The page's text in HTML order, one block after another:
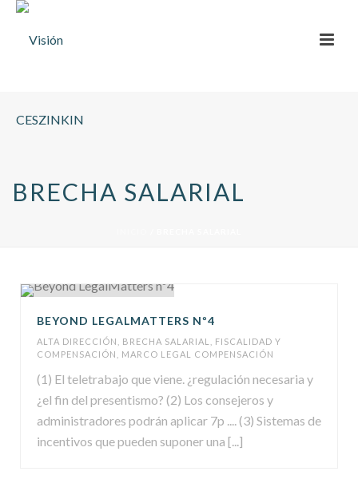
BRECHA SALARIAL
BEYOND LEGALMATTERS Nº4
ALTA DIRECCIÓN BRECHA SALARIAL
FISCALIDAD Y
COMPENSACIÓN
MARCO LEGAL COMPENSACIÓN
(1) El teletrabajo que viene. ¿regulación necesaria y
¿el fin del presentismo? (2) Los consejeros y
administradores podrán aplicar 7p .... (3) Sistemas de
incentivos que pueden suponer una [...]